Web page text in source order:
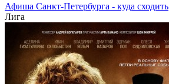
Афиша Санкт-Петербурга - куда сходить
Лига